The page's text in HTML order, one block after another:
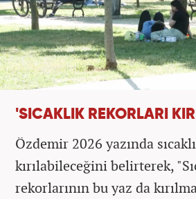
'SICAKLIK REKORLARI
Özdemir 2026 yazında
kırılabileceğini belirterek,
rekorlarının bu yaz da